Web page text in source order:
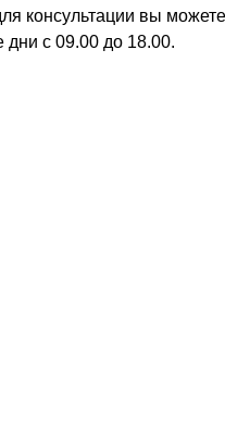
консультации вы
дни с 09.00 до 18.00.